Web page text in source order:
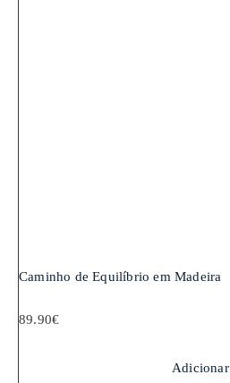
Caminho de Equilíbrio em Madeira
89.90€
Adicionar